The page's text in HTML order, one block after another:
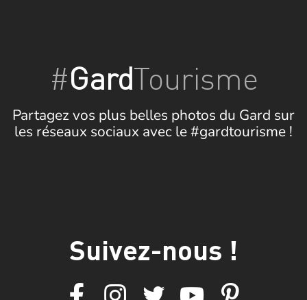
#GardTourisme
Partagez vos plus belles photos du Gard sur
les réseaux sociaux avec le #gardtourisme !
Suivez-nous !